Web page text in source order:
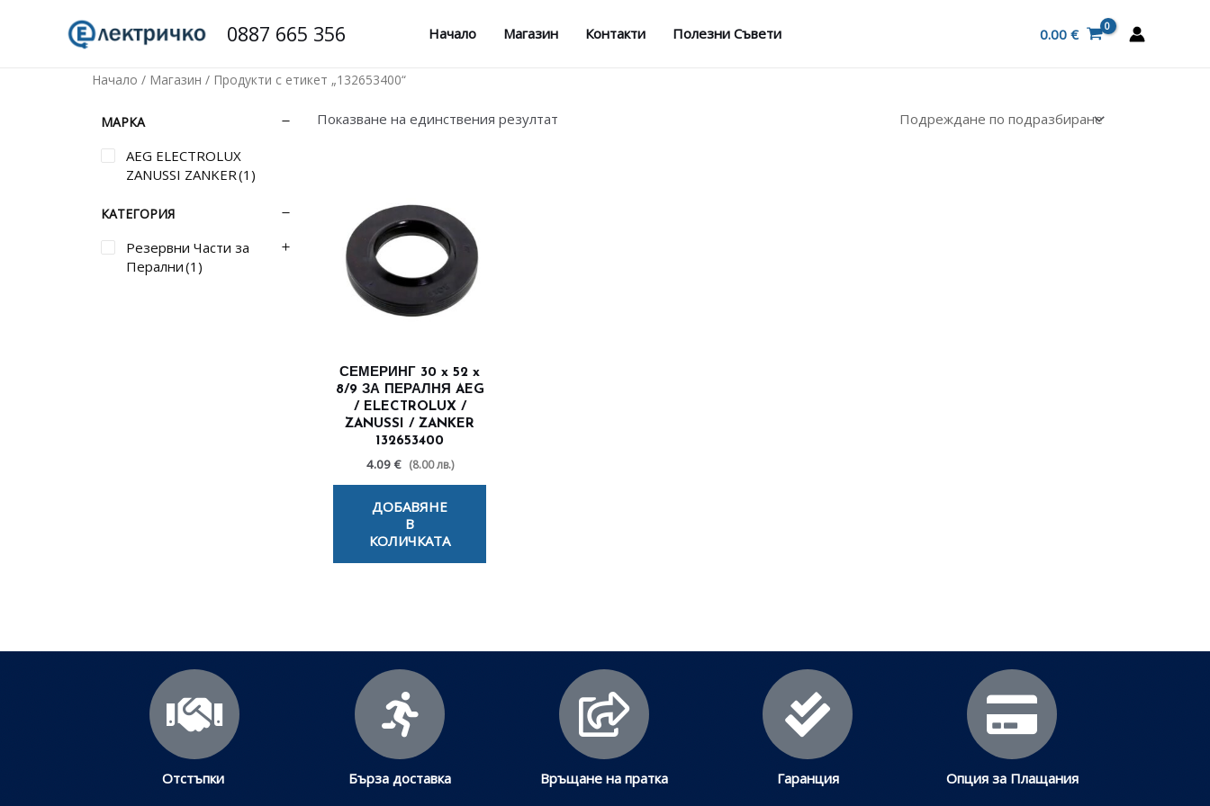
0887 665 356 Начало Магазин Контакти Полезни Съвети 0.00 €
Начало / Магазин / Продукти с етикет „132653400“
МАРКА
AEG ELECTROLUX
ZANUSSI ZANKER(1)
КАТЕГОРИЯ
Резервни Части за
Перални(1)
Показване на единствения резултат
СЕМЕРИНГ 30 x 52 x
8/9 ЗА ПЕРАЛНЯ AEG
/ ELECTROLUX /
ZANUSSI / ZANKER
132653400
4.09 € (8.00 лв.)
ДОБАВЯНЕ
В
КОЛИЧКАТА
Отстъпки Бърза доставка Връщане на пратка Гаранция Опция за Плащания